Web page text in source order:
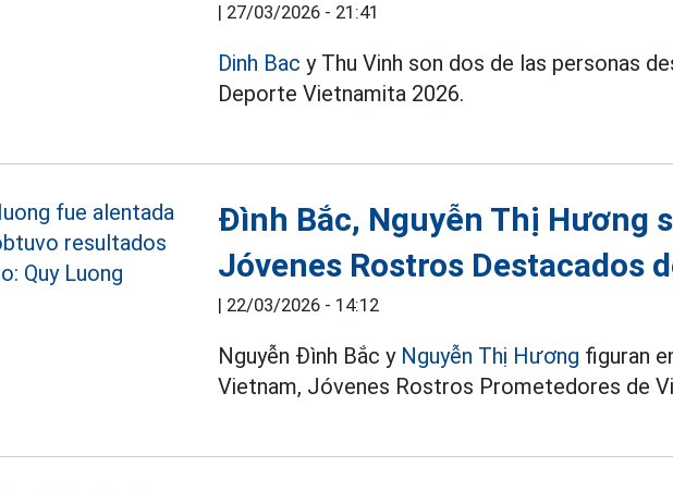
| 27/03/2026 - 21:41
Dinh Bac y Thu Vinh son dos de las personas
Deporte Vietnamita 2026.
Đình Bắc, Nguyễn Thị Hương
Jóvenes Rostros Destacados
| 22/03/2026 - 14:12
Nguyễn Đình Bắc y Nguyễn Thị Hương figuran
Vietnam, Jóvenes Rostros Prometedores de